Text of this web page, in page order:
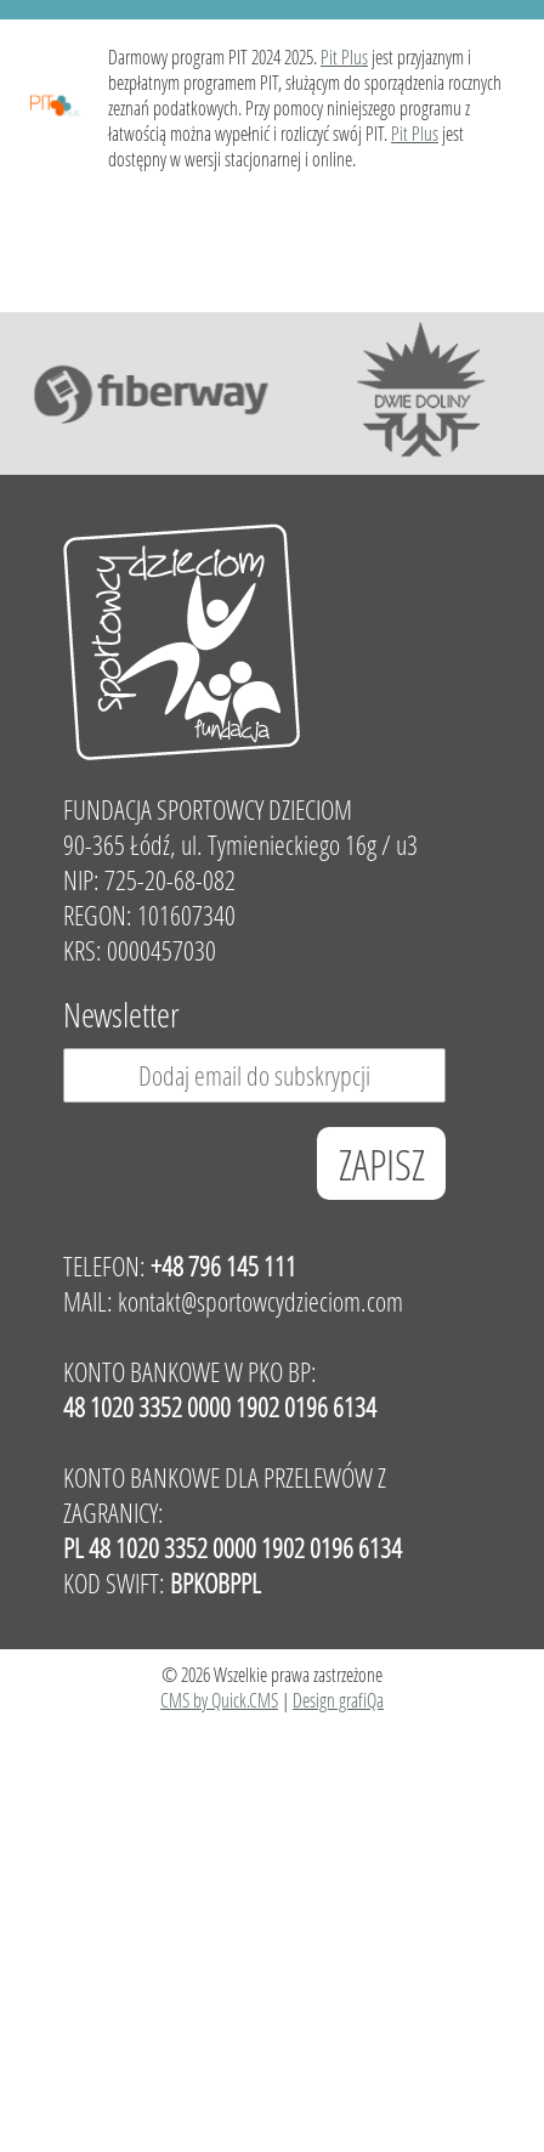
Darmowy program PIT 2024 2025.Pit Plusjest przyjaznym i
bezpłatnym programem PIT, służącym do sporządzenia rocznych
zeznań podatkowych. Przy pomocy niniejszego programu z
łatwością można wypełnić i rozliczyć swój PIT.Pit Plusjest
dostępny w wersji stacjonarnej i online.
FUNDACJA SPORTOWCY DZIECIOM
90-365 Łódź, ul. Tymienieckiego 16g / u3
NIP: 725-20-68-082
REGON: 101607340
KRS: 0000457030
Newsletter
TELEFON: +48 796 145 111
MAIL: kontakt@sportowcydzieciom.com
KONTO BANKOWE W PKO BP:
48 1020 3352 0000 1902 0196 6134
KONTO BANKOWE DLA PRZELEWÓW Z
ZAGRANICY:
PL 48 1020 3352 0000 1902 0196 6134
KOD SWIFT: BPKOBPPL
© 2026 Wszelkie prawa zastrzeżone
CMS by Quick.CMS | Design grafiQa